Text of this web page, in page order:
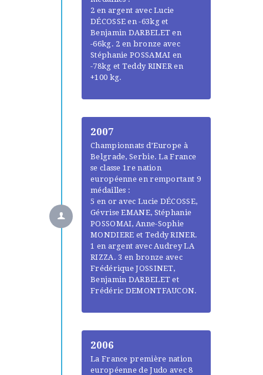
2 en argent avec Lucie
DÉCOSSE en -63kg et
Benjamin DARBELET en
-66kg. 2 en bronze avec
Stéphanie POSSAMAI en
-78kg et Teddy RINER en
+100 kg.
2007
Championnats d’Europe à
Belgrade, Serbie. La France
se classe 1re nation
européenne en remportant 9
médailles :
5 en or avec Lucie DÉCOSSE,
Gévrise EMANE, Stéphanie
POSSOMAI, Anne-Sophie
MONDIERE et Teddy RINER.
1 en argent avec Audrey LA
RIZZA. 3 en bronze avec
Frédérique JOSSINET,
Benjamin DARBELET et
Frédéric DEMONTFAUCON.
2006
La France première nation
européenne de Judo avec 8